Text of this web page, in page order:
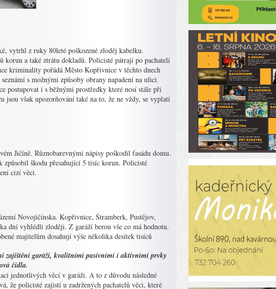
vytrhl z ruky 80leté poškozené zloděj kabelku.
korun a také ztrátu dokladů. Policisté pátrají po pachateli
kriminality pořádá Město Kopřivnice v těchto dnech
s možnými způsoby obrany napadení na ulici.
postupovat i s běžnými prostředky které nosí stále při
jsou však upozorňování také na to, že ne vždy, se vyplatí
Jičíně. Různobarevnými nápisy poškodil fasádu domu.
škodu přesahující 5 tisíc korun. Policisté
cizí věci.
Novojičínska. Kopřivnice, Štramberk, Pustějov,
dní vyhlédli zloději. Z garáží berou vše co má hodnotu.
majitelům dosahují výše několika desítek tisíců
zajištění garáží, kvalitními pasivními i aktivními prvky
čidla.
jednotlivých věcí v garáži. A to z důvodu následné
že policisté zajistí u zadržených pachatelů věci, které